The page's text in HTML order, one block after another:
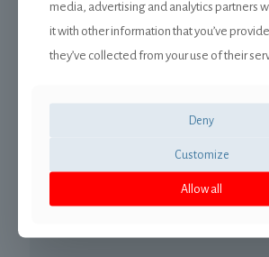
2014
2015
2019
2020
media, advertising and analytics partners
it with other information that you’ve
they’ve collected from your use of their
Deny
Customize
Allow all